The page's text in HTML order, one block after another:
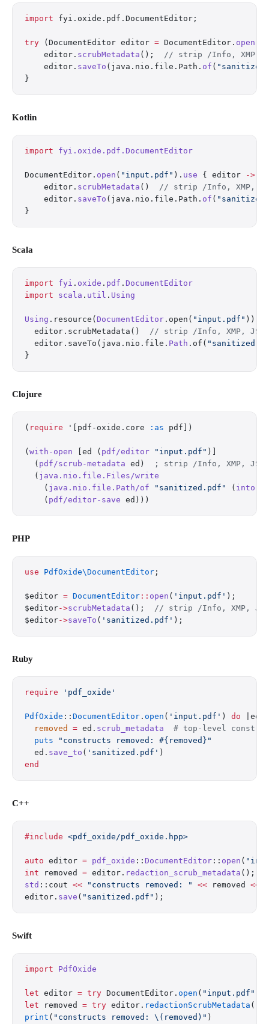
import fyi.oxide.pdf.DocumentEditor;
try (DocumentEditor editor = DocumentEditor. open
    editor.
scrubMetadata (); // strip /Info, XMP,
    editor.
saveTo (java.nio.file.Path. of (
}
Kotlin
import fyi.oxide.pdf.DocumentEditor
DocumentEditor. open ( "input.pdf" ). use { editor
->
    editor.
scrubMetadata () // strip /Info, XMP, JS,
    editor.
saveTo (java.nio.file.Path. of (
}
Scala
import fyi . oxide . pdf . DocumentEditor
import scala . util . Using
Using .resource( DocumentEditor .open( "input.pdf" )) {
  editor.scrubMetadata()
// strip /Info, XMP, JS,
  editor.saveTo(java.nio.file.
Path .of(
}
Clojure
( require '[pdf-oxide.core :as pdf])
( with-open [ed ( pdf/editor "input.pdf" )]
  (
pdf/scrub-metadata ed)
; strip /Info, XMP, JS,
  (
java.nio.file.Files/write
    (
java.nio.file.Path/of "sanitized.pdf" ( into-
    (
pdf/editor-save ed)))
PHP
use PdfOxide\DocumentEditor ;
$editor = DocumentEditor :: open ( 'input.pdf' );
$editor->scrubMetadata (); // strip /Info, XMP, JS,
$editor->saveTo ( 'sanitized.pdf' );
Ruby
require 'pdf_oxide'
PdfOxide :: DocumentEditor . open ( 'input.pdf' ) do |ed|
  removed
= ed. scrub_metadata
# top-level
  puts
"constructs removed: #{removed} "
  ed.
save_to ( 'sanitized.pdf' )
end
C++
#include <pdf_oxide/pdf_oxide.hpp>
auto editor = pdf_oxide :: DocumentEditor :: open (
int removed = editor. redaction_scrub_metadata ();
std ::cout << "constructs removed: " << removed <<
editor. save ( "sanitized.pdf" );
Swift
import PdfOxide
let editor = try DocumentEditor. open ( "input.pdf"
let removed = try editor. redactionScrubMetadata ()
print ( "constructs removed: \(removed) " )